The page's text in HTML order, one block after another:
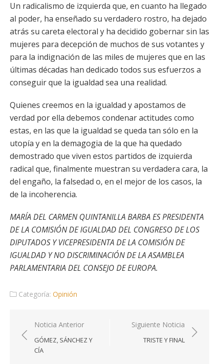
Un radicalismo de izquierda que, en cuanto ha llegado
al poder, ha enseñado su verdadero rostro, ha dejado
atrás su careta electoral y ha decidido gobernar sin las
mujeres para decepción de muchos de sus votantes y
para la indignación de las miles de mujeres que en las
últimas décadas han dedicado todos sus esfuerzos a
conseguir que la igualdad sea una realidad.
Quienes creemos en la igualdad y apostamos de
verdad por ella debemos condenar actitudes como
estas, en las que la igualdad se queda tan sólo en la
utopía y en la demagogia de la que ha quedado
demostrado que viven estos partidos de izquierda
radical que, finalmente muestran su verdadera cara, la
del engaño, la falsedad o, en el mejor de los casos, la
de la incoherencia.
MARÍA DEL CARMEN QUINTANILLA BARBA ES PRESIDENTA
DE LA COMISIÓN DE IGUALDAD DEL CONGRESO DE LOS
DIPUTADOS Y VICEPRESIDENTA DE LA COMISIÓN DE
IGUALDAD Y NO DISCRIMINACIÓN DE LA ASAMBLEA
PARLAMENTARIA DEL CONSEJO DE EUROPA.
Categoría: Opinión
Navegación
de
entradas
Noticia Anterior
GÓMEZ, SÁNCHEZ Y
CÍA
Siguiente Noticia
TRISTE Y FINAL